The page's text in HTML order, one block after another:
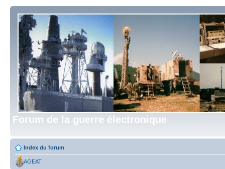
Forum de la guerre électronique
Index du forum
AGEAT